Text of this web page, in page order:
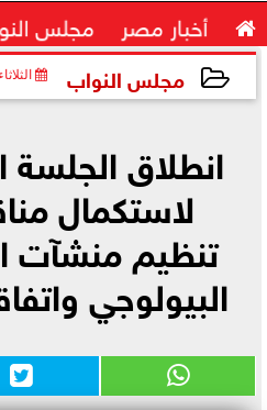
 أخبار مصر مجلس
مجلس النواب الثلاثاء، 19
انطلاق الجلسة
لاستكمال
تنظيم منشآت
البيولوجي